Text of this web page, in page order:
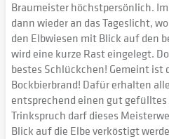
Braumeister höchstpersönlich.
dann wieder an das Tageslicht,
den Elbwiesen mit Blick auf den
wird eine kurze Rast eingelegt.
bestes Schlückchen! Gemeint ist
Bockbierbrand! Dafür erhalten
entsprechend einen gut
Trinkspruch darf dieses
Blick auf die Elbe verköstigt